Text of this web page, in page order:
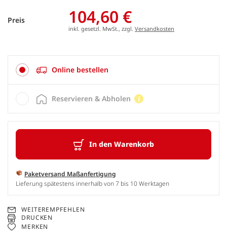
Preis 104,60 €
inkl. gesetzl. MwSt., zzgl. Versandkosten
Online bestellen
In den Warenkorb
Paketversand Maßanfertigung
Lieferung spätestens innerhalb von 7 bis 10 Werktagen
Reservieren & Abholen
WEITEREMPFEHLEN
DRUCKEN
MERKEN